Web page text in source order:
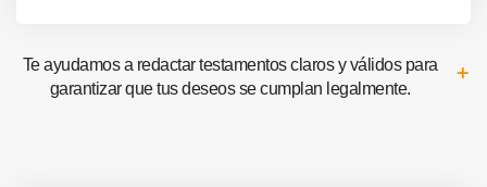
Te ayudamos a redactar testamentos claros y válidos para
garantizar que tus deseos se cumplan legalmente.